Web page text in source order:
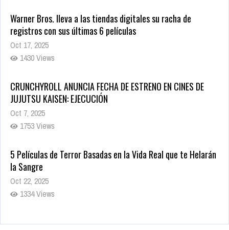
Warner Bros. lleva a las tiendas digitales su racha de
registros con sus últimas 6 películas
Oct 17, 2025
1430 Views
CRUNCHYROLL ANUNCIA FECHA DE ESTRENO EN CINES DE
JUJUTSU KAISEN: EJECUCIÓN
Oct 7, 2025
1753 Views
5 Películas de Terror Basadas en la Vida Real que te Helarán
la Sangre
Oct 22, 2025
1334 Views
Revive el terror: El conjuro 4: Últimos ritos ya está disponible